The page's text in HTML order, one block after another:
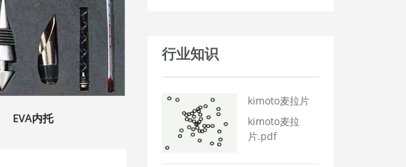
EVA内托
行业知识
kimoto麦拉片
kimoto麦拉
片.pdf